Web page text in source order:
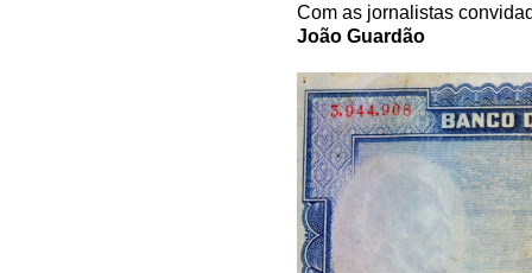
Com as jornalistas
João Guardão